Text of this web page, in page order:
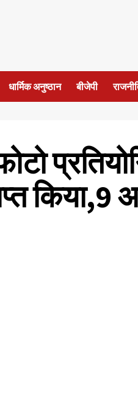
धार्मिक अनुष्ठान बीजेपी
किया,9